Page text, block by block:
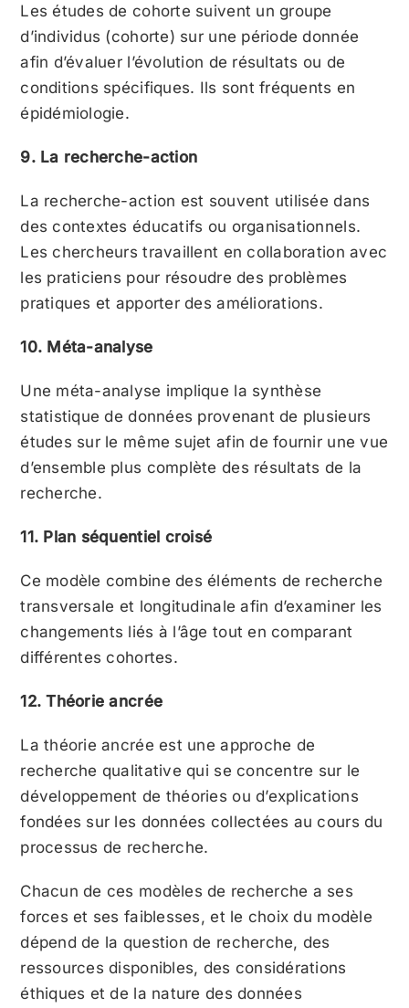
Les études de cohorte suivent un groupe
d’individus (cohorte) sur une période donnée
afin d’évaluer l’évolution de résultats ou de
conditions spécifiques. Ils sont fréquents en
épidémiologie.
9. La recherche-action
La recherche-action est souvent utilisée dans
des contextes éducatifs ou organisationnels.
Les chercheurs travaillent en collaboration avec
les praticiens pour résoudre des problèmes
pratiques et apporter des améliorations.
10. Méta-analyse
Une méta-analyse implique la synthèse
statistique de données provenant de plusieurs
études sur le même sujet afin de fournir une vue
d’ensemble plus complète des résultats de la
recherche.
11. Plan séquentiel croisé
Ce modèle combine des éléments de recherche
transversale et longitudinale afin d’examiner les
changements liés à l’âge tout en comparant
différentes cohortes.
12. Théorie ancrée
La théorie ancrée est une approche de
recherche qualitative qui se concentre sur le
développement de théories ou d’explications
fondées sur les données collectées au cours du
processus de recherche.
Chacun de ces modèles de recherche a ses
forces et ses faiblesses, et le choix du modèle
dépend de la question de recherche, des
ressources disponibles, des considérations
éthiques et de la nature des données